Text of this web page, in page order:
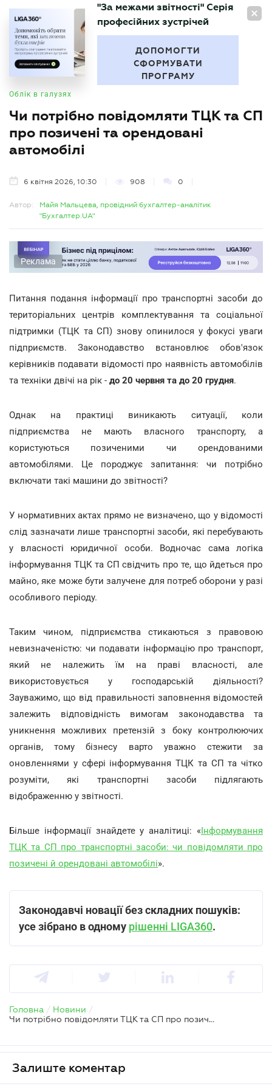
UA
БУХГАЛТЕР
"За межами звітності" Серія
професійних зустрічей
ДОПОМОГТИ
СФОРМУВАТИ
ПРОГРАМУ
Облік в галузях
Чи потрібно повідомляти ТЦК та СП
про позичені та орендовані
автомобілі
6 квітня 2026, 10:30 908 0
Автор:
Майя Мальцева, провідний бухгалтер-аналітик
"Бухгалтер.UA"
Реклама
Питання подання інформації про транспортні засоби до
територіальних центрів комплектування та соціальної
підтримки (ТЦК та СП) знову опинилося у фокусі уваги
підприємств. Законодавство встановлює обов'язок
керівників подавати відомості про наявність автомобілів
та техніки двічі на рік - до 20 червня та до 20 грудня.
Однак на практиці виникають ситуації, коли
підприємства не мають власного транспорту, а
користуються позиченими чи орендованими
автомобілями. Це породжує запитання: чи потрібно
включати такі машини до звітності?
У нормативних актах прямо не визначено, що у відомості
слід зазначати лише транспортні засоби, які перебувають
у власності юридичної особи. Водночас сама логіка
інформування ТЦК та СП свідчить про те, що йдеться про
майно, яке може бути залучене для потреб оборони у разі
особливого періоду.
Таким чином, підприємства стикаються з правовою
невизначеністю: чи подавати інформацію про транспорт,
який не належить їм на праві власності, але
використовується у господарській діяльності?
Зауважимо, що від правильності заповнення відомостей
залежить відповідність вимогам законодавства та
уникнення можливих претензій з боку контролюючих
органів, тому бізнесу варто уважно стежити за
оновленнями у сфері інформування ТЦК та СП та чітко
розуміти, які транспортні засоби підлягають
відображенню у звітності.
Більше інформації знайдете у аналітиці: «Інформування
ТЦК та СП про транспортні засоби: чи повідомляти про
позичені й орендовані автомобілі».
Законодавчі новації без складних пошуків:
усе зібрано в одному рішенні LIGA360.
Головна / Новини /
Чи потрібно повідомляти ТЦК та СП про позичені та орендовані автомобілі
Залиште коментар